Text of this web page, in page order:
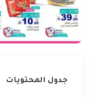
جدول المحتويات